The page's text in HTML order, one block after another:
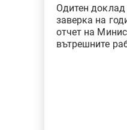
Финансови одити на ГФО
Финансови одити на ГФО
Одитен
заверка на
отчет на
вътрешните